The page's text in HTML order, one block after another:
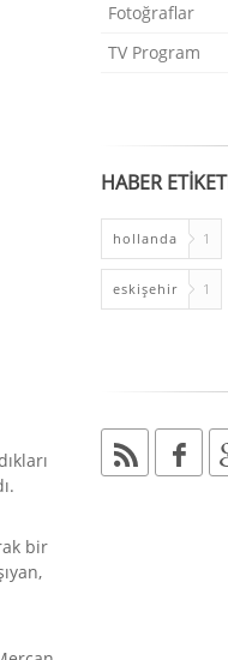
bir
Fotoğraflar
TV Program
HABER
hollanda 1
eskişehir 1